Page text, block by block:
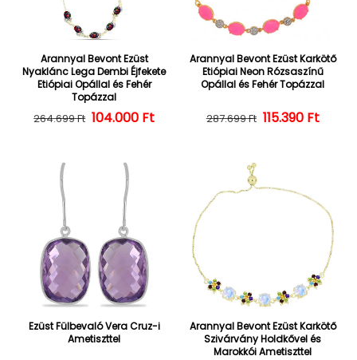
Arannyal Bevont Ezüst
Nyaklánc Lega Dembi Éjfekete
Etiópiai Opállal és Fehér
Topázzal
Normál ár
264.699 Ft Kedvezményes ár
104.000 Ft
Arannyal Bevont Ezüst Karkötő
Etiópiai Neon Rózsaszínű
Opállal és Fehér Topázzal
Normál ár
287.699 Ft 115.390 Ft
Ezüst Fülbevaló Vera Cruz-i
Ametiszttel
Arannyal Bevont Ezüst Karkötő
Szivárvány Holdkővel és
Marokkói Ametiszttel